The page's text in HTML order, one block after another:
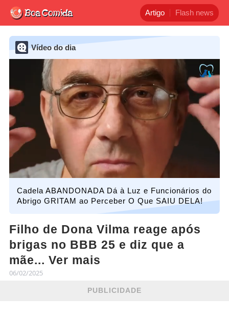
Artigo Flash news
Vídeo do dia
Cadela ABANDONADA Dá à Luz e Funcionários do
Abrigo GRITAM ao Perceber O Que SAIU DELA!
Filho de Dona Vilma reage após
brigas no BBB 25 e diz que a
mãe... Ver mais
06/02/2025
PUBLICIDADE